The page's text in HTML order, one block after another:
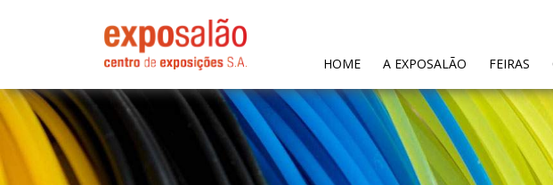
HOME(CURRENT)
A EXPOSALÃO FEIRAS